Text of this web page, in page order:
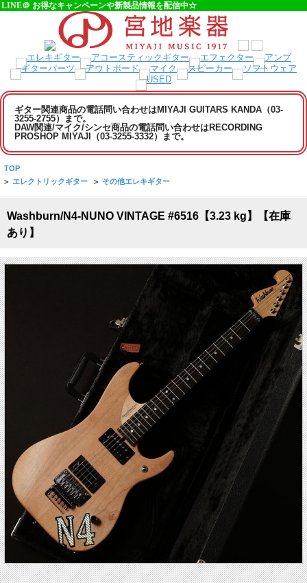
LINE＠ お得なキャンペーンや新製品情報を配信中☆
ギター関連商品の電話問い合わせはMIYAJI GUITARS KANDA（03-
3255-2755）まで。
DAW関連/マイク/シンセ商品の電話問い合わせはRECORDING
PROSHOP MIYAJI（03-3255-3332）まで。
TOP
> エレクトリックギター > その他エレキギター
Washburn/N4-NUNO VINTAGE #6516【3.23 kg】【在庫
あり】